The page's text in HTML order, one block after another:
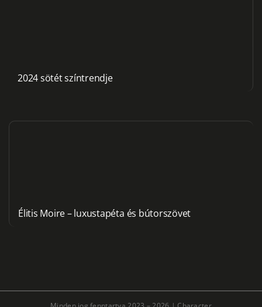
2024 sötét színtrendje
Élitis Moire – luxustapéta és bútorszövet